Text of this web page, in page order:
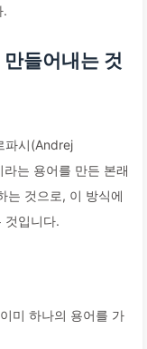
.
만들어내는 것
파시(Andrej
는 용어를 만든 본래
는 것으로, 이 방식에
것입니다.
미 하나의 용어를 가